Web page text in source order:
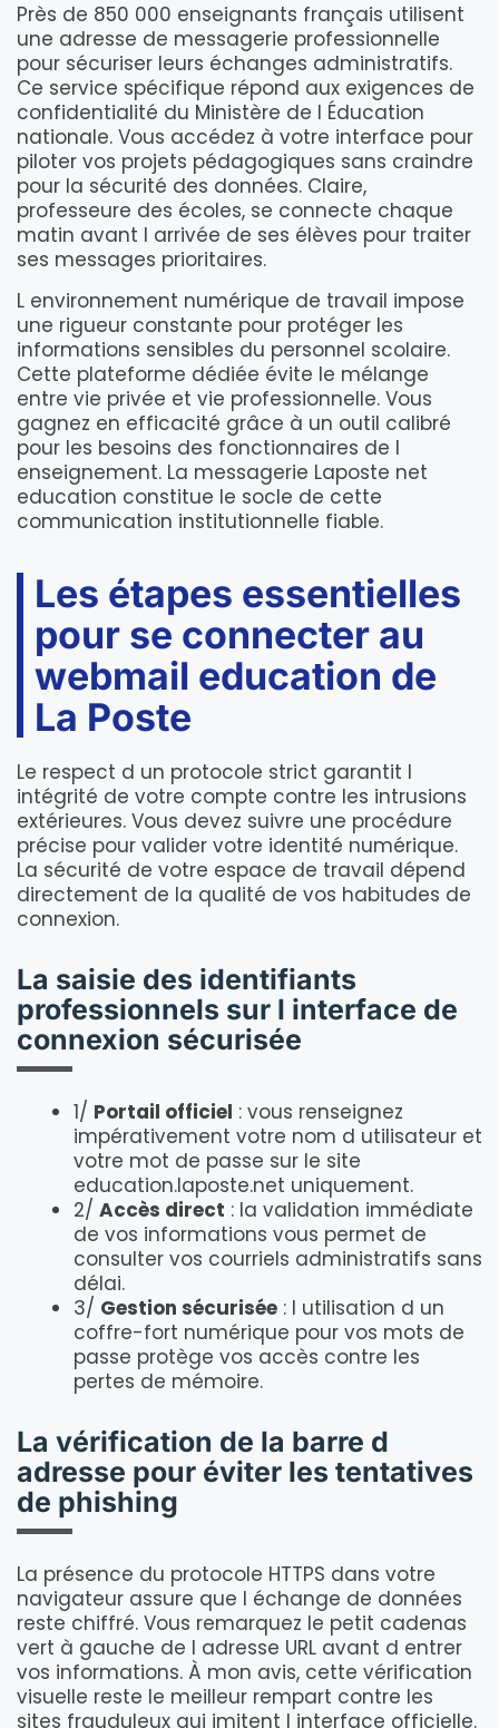
Près de 850 000 enseignants français utilisent
une adresse de messagerie professionnelle
pour sécuriser leurs échanges administratifs.
Ce service spécifique répond aux exigences de
confidentialité du Ministère de l Éducation
nationale. Vous accédez à votre interface pour
piloter vos projets pédagogiques sans craindre
pour la sécurité des données. Claire,
professeure des écoles, se connecte chaque
matin avant l arrivée de ses élèves pour traiter
ses messages prioritaires.
L environnement numérique de travail impose
une rigueur constante pour protéger les
informations sensibles du personnel scolaire.
Cette plateforme dédiée évite le mélange
entre vie privée et vie professionnelle. Vous
gagnez en efficacité grâce à un outil calibré
pour les besoins des fonctionnaires de l
enseignement. La messagerie Laposte net
education constitue le socle de cette
communication institutionnelle fiable.
Les étapes essentielles
pour se connecter au
webmail education de
La Poste
Le respect d un protocole strict garantit l
intégrité de votre compte contre les intrusions
extérieures. Vous devez suivre une procédure
précise pour valider votre identité numérique.
La sécurité de votre espace de travail dépend
directement de la qualité de vos habitudes de
connexion.
La saisie des identifiants
professionnels sur l interface de
connexion sécurisée
1/ Portail officiel : vous renseignez
impérativement votre nom d utilisateur et
votre mot de passe sur le site
education.laposte.net uniquement.
2/ Accès direct : la validation immédiate
de vos informations vous permet de
consulter vos courriels administratifs sans
délai.
3/ Gestion sécurisée : l utilisation d un
coffre-fort numérique pour vos mots de
passe protège vos accès contre les
pertes de mémoire.
La vérification de la barre d
adresse pour éviter les tentatives
de phishing
La présence du protocole HTTPS dans votre
navigateur assure que l échange de données
reste chiffré. Vous remarquez le petit cadenas
vert à gauche de l adresse URL avant d entrer
vos informations. À mon avis, cette vérification
visuelle reste le meilleur rempart contre les
sites frauduleux qui imitent l interface officielle.